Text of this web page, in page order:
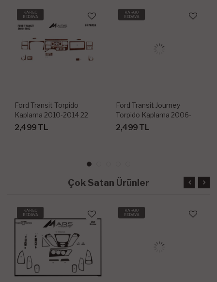
KARGO
BEDAVA
Ford Transit Torpido
Kaplama 2010-2014 22
Parça
2,499 TL
KARGO
BEDAVA
Ford Transit Journey
Torpido Kaplama 2006-
2010 19 Parça
2,499 TL
Çok Satan Ürünler
KARGO
BEDAVA
KARGO
BEDAVA